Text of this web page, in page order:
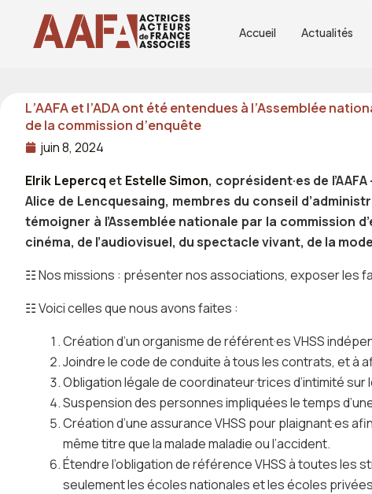
contenu
Accueil Actualités
L’AAFA et l’ADA ont été entendues à l’Assemblée
de la commission d’enquête
juin 8, 2024
Elrik Lepercq et Estelle Simon, coprésident·es de l’
Alice de Lencquesaing, membres du conseil
témoigner à l’Assemblée nationale par la commission
cinéma, de l’audiovisuel, du spectacle vivant, de la
☷ Nos missions : présenter nos associations, exposer les
☷ Voici celles que nous avons faites :
Création d’un organisme de référent·es VHSS
Joindre le code de conduite à tous les contrats, et à
Obligation légale de coordinateur·trices d’intimité
Suspension des personnes impliquées le temps
Création d’une assurance VHSS pour plaignant·es
même titre que la malade maladie ou l’accident.
Étendre l’obligation de référence VHSS à toutes les
seulement les écoles nationales et les écoles